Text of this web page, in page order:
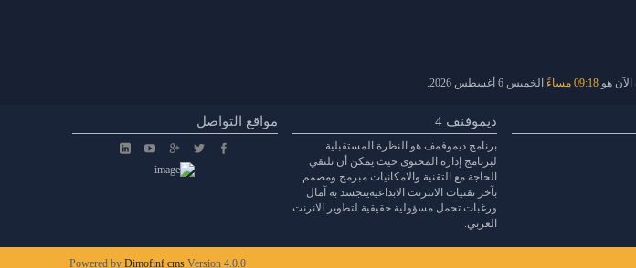
هو 09:18 مساءً الخميس 6 أغسطس 2026.
ديموفنف 4
برنامج ديموفمف هو النظرة المستقبلية
لبرنامج إدارة المحتوى حيث يمكن أن تلتقي
الحاجة مع التقنية والامكانيات مبرمج ومصمم
بآخر تقنيات الانترنت الابداعيةيتجسد به آمال
ورغبات تحمل مسؤولية حقيقية لتطوير الانرنت
العربي.
مواقع التواصل
Powered byDimofinf cms Version 4.0.0